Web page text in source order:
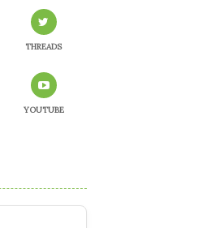
THREADS
YOUTUBE